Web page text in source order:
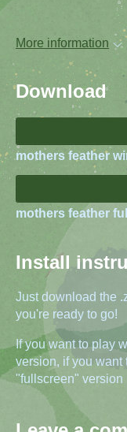
More information
Download
mothers feather
mothers feather
Install
Just download the
you're ready to go!
If you want to play
version, if you want
"fullscreen" version